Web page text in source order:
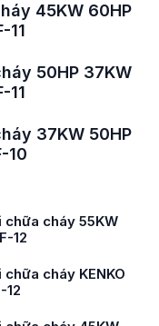
45KW 60HP
11
50HP 37KW
11
37KW 50HP
10
chữa cháy 55KW
12
cháy KENKO
12